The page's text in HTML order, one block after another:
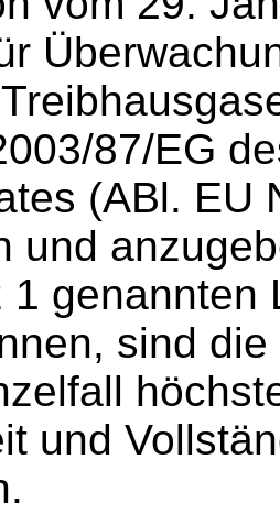
87/EG
(ABl. EU
und
1 genannten
sind
und